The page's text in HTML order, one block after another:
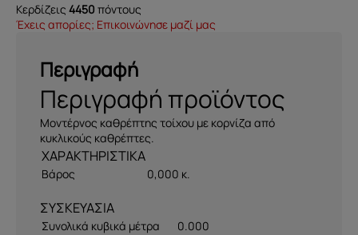
Κερδίζεις 4450 πόντους
Έχεις απορίες; Επικοινώνησε μαζί μας
Περιγραφή
Περιγραφή προϊόντος
Μοντέρνος καθρέπτης τοίχου με κορνίζα από
κυκλικούς καθρέπτες.
Βάρος 0,000 κ.
ΣΥΣΚΕΥΑΣΙΑ
Συνολικά κυβικά μέτρα 0.000